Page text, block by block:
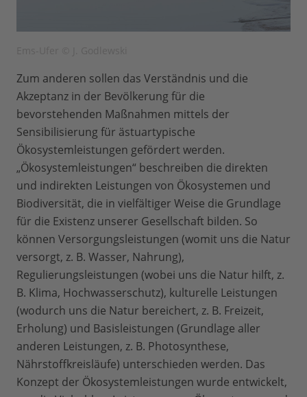
Zum anderen sollen das Verständnis und die
Akzeptanz in der Bevölkerung für die
bevorstehenden Maßnahmen mittels der
Sensibilisierung für ästuartypische
Ökosystemleistungen gefördert werden.
„Ökosystemleistungen“ beschreiben die direkten
und indirekten Leistungen von Ökosystemen und
Biodiversität, die in vielfältiger Weise die Grundlage
für die Existenz unserer Gesellschaft bilden. So
können Versorgungsleistungen (womit uns die Natur
versorgt, z. B. Wasser, Nahrung),
Regulierungsleistungen (wobei uns die Natur hilft, z.
B. Klima, Hochwasserschutz), kulturelle Leistungen
(wodurch uns die Natur bereichert, z. B. Freizeit,
Erholung) und Basisleistungen (Grundlage aller
anderen Leistungen, z. B. Photosynthese,
Nährstoffkreisläufe) unterschieden werden. Das
Konzept der Ökosystemleistungen wurde entwickelt,